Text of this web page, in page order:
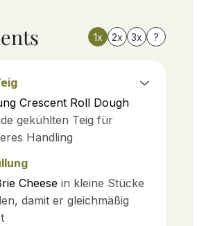
1x 2x 3x ?
Crescent Roll Dough
gekühlten Teig für
Handling
Cheese in kleine Stücke
damit er gleichmäßig